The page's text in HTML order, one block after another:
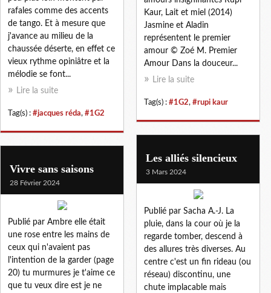
Kaur, Lait et miel (2014)
Jasmine et Aladin
représentent le premier
amour © Zoé M. Premier
Amour Dans la douceur...
Lire la suite
Tag(s) : #1G2, #rupi kaur
rafales comme des accents
de tango. Et à mesure que
j'avance au milieu de la
chaussée déserte, en effet ce
vieux rythme opiniâtre et la
mélodie se font...
Lire la suite
Tag(s) : #jacques réda, #1G2
Les alliés silencieux
3 Mars 2024
Publié par Sacha A.-J. La
pluie, dans la cour où je la
regarde tomber, descend à
des allures très diverses. Au
centre c'est un fin rideau (ou
réseau) discontinu, une
chute implacable mais
Vivre sans saisons
28 Février 2024
Publié par Ambre elle était
une rose entre les mains de
ceux qui n'avaient pas
l'intention de la garder (page
20) tu murmures je t'aime ce
que tu veux dire est je ne